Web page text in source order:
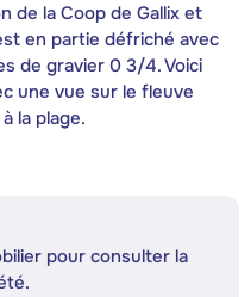
de la Coop de Gallix et
en partie défriché avec
de gravier 0 3/4. Voici
une vue sur le fleuve
la plage.
pour consulter la